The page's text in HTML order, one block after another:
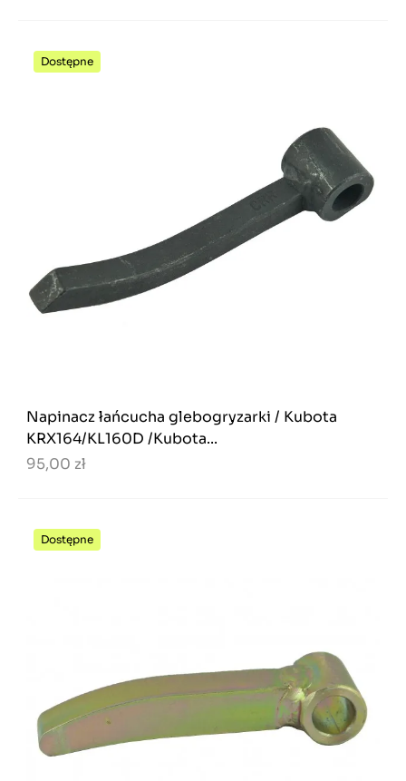
Dostępne
Napinacz łańcucha glebogryzarki / Kubota
KRX164/KL160D /Kubota...
95,00 zł
Dostępne